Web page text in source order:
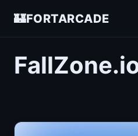
🏰FORTARCADE